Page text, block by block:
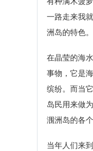
一路走来我
洲岛的特色。
在晶莹的海
事物，它是
缤纷。而当
岛民用来做
涠洲岛的各
当年人们来